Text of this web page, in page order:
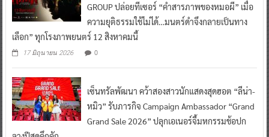
GROUP ปล่อยทีเซอร์ “คำสารภาพของหมอผี” เมื่อ
ความยุติธรรมใช้ไม่ได้…มนตร์ดำจึงกลายเป็นทาง
เลือก” ทุกโรงภาพยนตร์ 12 สิงหาคมนี้
17 มิถุนายน 2026 0
เซ็นทรัลพัฒนา คว้าสองสาวนักแสดงสุดฮอต “ลีน่า-
หมิว” รับภารกิจ Campaign Ambassador “Grand
Grand Sale 2026” ปลุกเอเนอร์จี้มหกรรมช้อปก